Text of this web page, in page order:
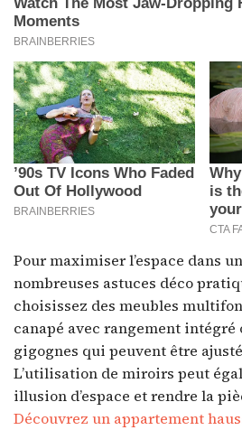
Pour maximiser l’espace dans
nombreuses astuces déco
choisissez des meubles
canapé avec rangement intégré
gigognes qui peuvent être
L’utilisation de miroirs peut
illusion d’espace et rendre la
Découvrez un appartement